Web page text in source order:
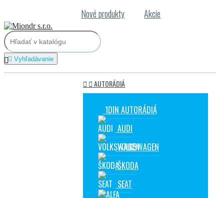
 Vyhľadávanie
Nové produkty Akcie

 AUTORÁDIÁ
1DIN AUTORÁDIÁ
AUDI
VOLKSWAGEN
ŠKODA
SEAT